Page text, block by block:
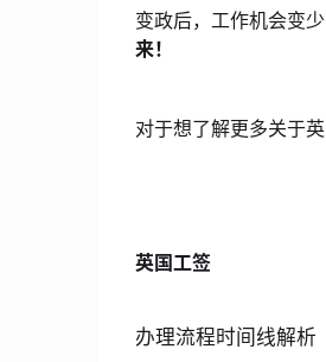
变政后，工作机会变
来！
对于想了解更多关于
英国工签
办理流程时间线解析